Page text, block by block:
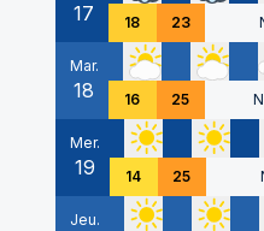
17 18 23
Mar.
18 16 25
Mer.
19 14 25
Jeu.